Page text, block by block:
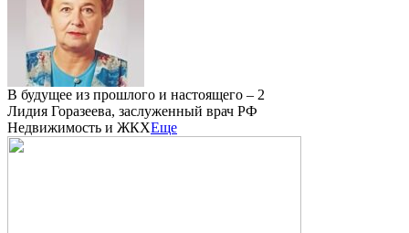
В будущее из прошлого и настоящего – 2
Лидия Горазеева, заслуженный врач РФ
Недвижимость и ЖКХЕще